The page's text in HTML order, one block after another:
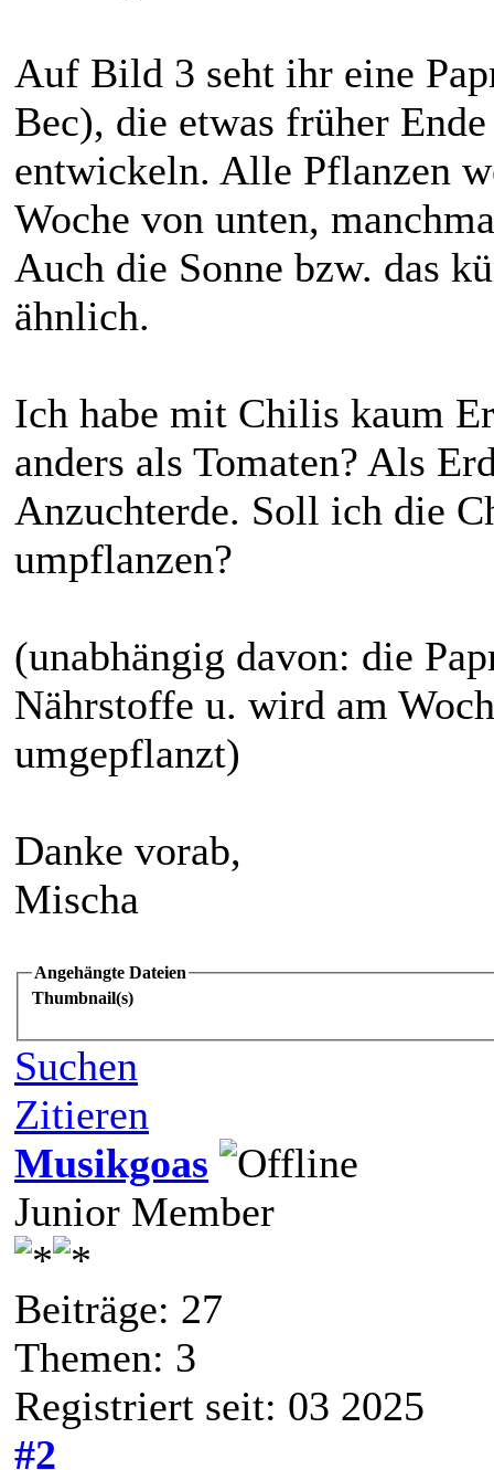
Auf Bild 3 seht ihr eine
Bec), die etwas früher
entwickeln. Alle Pflanzen
Woche von unten,
Auch die Sonne bzw. das
ähnlich.
Ich habe mit Chilis kaum
anders als Tomaten? Als
Anzuchterde. Soll ich die
umpflanzen?
(unabhängig davon: die
Nährstoffe u. wird am
umgepflanzt)
Danke vorab,
Mischa
Angehängte Dateien
Thumbnail(s)
Suchen
Zitieren
Musikgoas
Junior Member
Beiträge: 27
Themen: 3
Registriert seit: 03 2025
#2